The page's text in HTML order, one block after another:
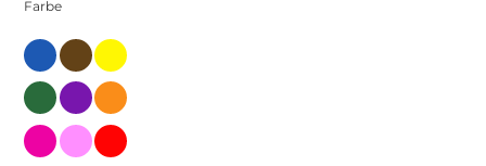
Farbe
blau braun gelb
gruen kleine
orange-
de
rosa
rosa-
de
rot